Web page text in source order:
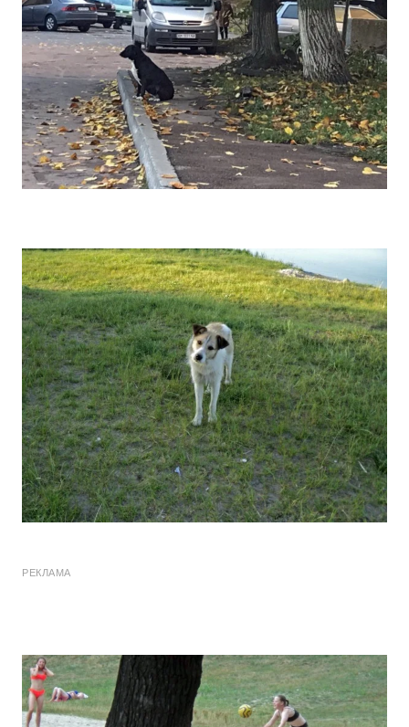
РЕКЛАМА